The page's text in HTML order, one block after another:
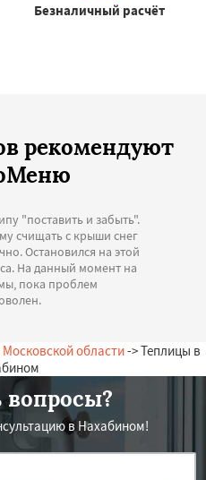
Безналичный расчёт
рекомендуют
"поставить и забыть".
счищать с крыши снег
Остановился на этой
На данный момент на
пока проблем
области-> Теплицы в
вопросы?
в Нахабином!